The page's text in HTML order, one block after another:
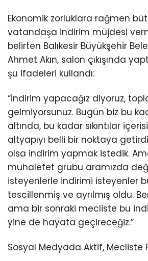
Ekonomik zorluklara rağmen
vatandaşa indirim müjdesi
belirten Balıkesir Büyükşehir
Ahmet Akın, salon çıkışında
şu ifadeleri kullandı:
“İndirim yapacağız diyoruz,
gelmiyorsunuz. Bugün biz bu
altında, bu kadar sıkıntılar
altyapıyı belli bir noktaya
olsa indirim yapmak istedik.
muhalefet grubu aramızda
isteyenlerle indirimi isteyenler
tescillenmiş ve ayrılmış oldu.
ama bir sonraki mecliste bu
yine de hayata geçireceğiz.”
Sosyal Medyada Aktif, Mecliste